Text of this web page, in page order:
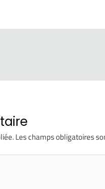
Les champs obligatoires